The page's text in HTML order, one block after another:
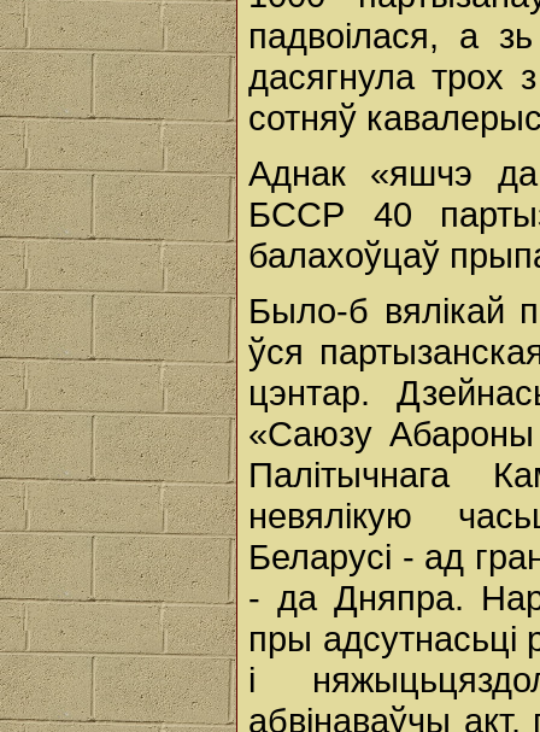
падвоілася, a
дасягнула трох
сотняў
Аднак «яшчэ да
БССР 40
балахоўцаў
Было-б вялікай
ўся
цэнтар.
«Саюзу
Палітычнага
невялікую
Беларусі - ад
- да Дняпра.
пры
i
абвінаваўчы